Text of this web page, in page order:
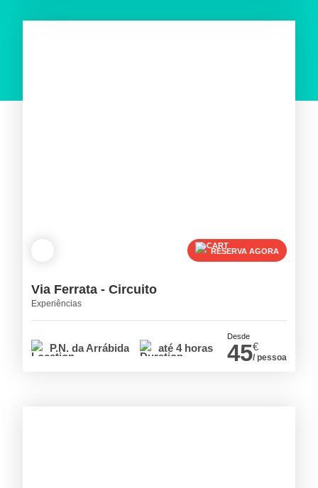
RESERVA AGORA
Via Ferrata - Circuito
Experiências
P.N. da Arrábida até 4 horas
Desde
45€
/ pessoa